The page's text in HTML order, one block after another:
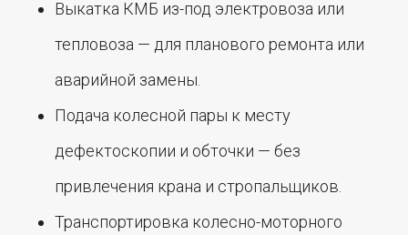
Выкатка КМБ из-под электровоза или
тепловоза — для планового ремонта или
аварийной замены.
Подача колесной пары к месту
дефектоскопии и обточки — без
привлечения крана и стропальщиков.
Транспортировка колесно-моторного